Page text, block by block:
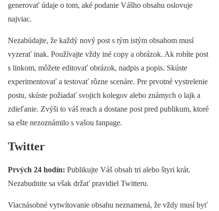
generovať údaje o tom, aké podanie Vášho obsahu oslovuje
najviac.
Nezabúdajte, že každý nový post s tým istým obsahom musí
vyzerať inak. Používajte vždy iné copy a obrázok. Ak robíte post
s linkom, môžete editovať obrázok, nadpis a popis. Skúste
experimentovať a testovať rôzne scenáre. Pre prvotné vystrelenie
postu, skúste požiadať svojich kolegov alebo známych o lajk a
zdieľanie. Zvýši to váš reach a dostane post pred publikum, ktoré
sa ešte nezoznámilo s vašou fanpage.
Twitter
Prvých 24 hodín: Publikujte Váš obsah tri alebo štyri krát.
Nezabudnite sa však držať pravidiel Twitteru.
Viacnásobné vytwítovanie obsahu neznamená, že vždy musí byť